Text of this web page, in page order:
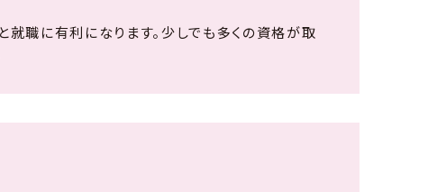
就職に有利になります。少しでも多くの資格が取